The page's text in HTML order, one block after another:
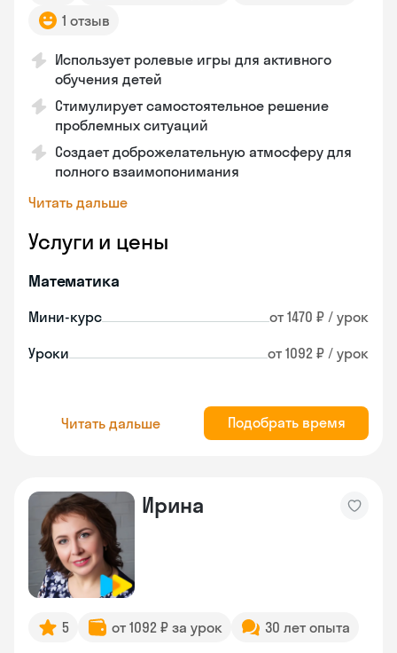
1 отзыв
Использует ролевые игры для активного
обучения детей
Стимулирует самостоятельное решение
проблемных ситуаций
Создает доброжелательную атмосферу для
полного взаимопонимания
Читать дальше
Услуги и цены
Математика
Мини-курс от 1470 ₽ / урок
Уроки от 1092 ₽ / урок
Читать дальше Подобрать время
Ирина
5 от 1092 ₽ за урок 30 лет опыта